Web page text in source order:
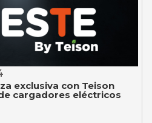
exclusiva con Teison
cargadores eléctricos